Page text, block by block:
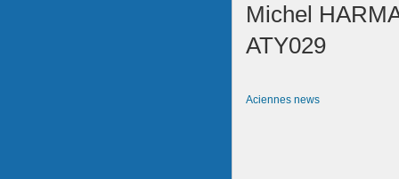
Michel
ATY029
Aciennes news